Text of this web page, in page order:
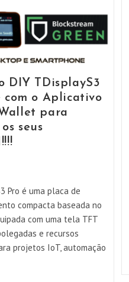
DIY TDisplayS3
com o Aplicativo
para
seus
Pro é uma placa de
compacta baseada no
com uma tela TFT
e recursos
projetos IoT, automação